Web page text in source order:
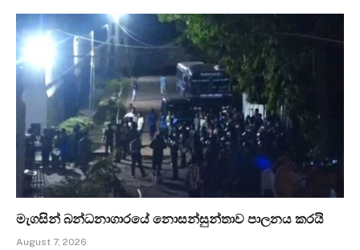
මැගසින් බන්ධනාගාරයේ නොසන්සුන්තාව පාලනය කරයි
August 7, 2026